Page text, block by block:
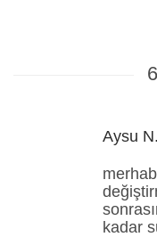
6
Aysu N.
kadar